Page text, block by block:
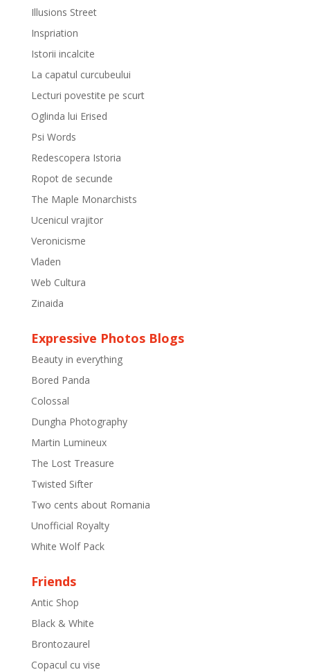
Illusions Street
Inspriation
Istorii incalcite
La capatul curcubeului
Lecturi povestite pe scurt
Oglinda lui Erised
Psi Words
Redescopera Istoria
Ropot de secunde
The Maple Monarchists
Ucenicul vrajitor
Veronicisme
Vladen
Web Cultura
Zinaida
Expressive Photos Blogs
Beauty in everything
Bored Panda
Colossal
Dungha Photography
Martin Lumineux
The Lost Treasure
Twisted Sifter
Two cents about Romania
Unofficial Royalty
White Wolf Pack
Friends
Antic Shop
Black & White
Brontozaurel
Copacul cu vise